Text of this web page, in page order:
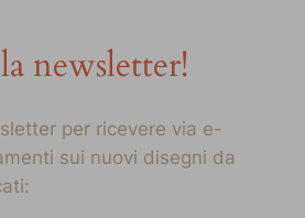
newsletter!
per ricevere via e-
sui nuovi disegni da